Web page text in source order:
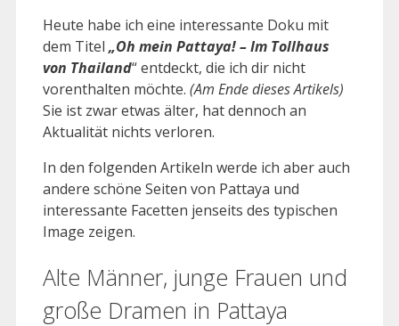
Heute habe ich eine interessante Doku mit
dem Titel „Oh mein Pattaya! – Im Tollhaus
von Thailand“ entdeckt, die ich dir nicht
vorenthalten möchte. (Am Ende dieses Artikels)
Sie ist zwar etwas älter, hat dennoch an
Aktualität nichts verloren.
In den folgenden Artikeln werde ich aber auch
andere schöne Seiten von Pattaya und
interessante Facetten jenseits des typischen
Image zeigen.
Alte Männer, junge Frauen und
große Dramen in Pattaya